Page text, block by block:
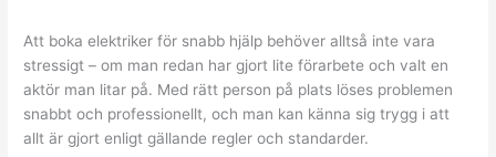
Att boka elektriker för snabb hjälp behöver alltså inte vara
stressigt – om man redan har gjort lite förarbete och valt en
aktör man litar på. Med rätt person på plats löses problemen
snabbt och professionellt, och man kan känna sig trygg i att
allt är gjort enligt gällande regler och standarder.